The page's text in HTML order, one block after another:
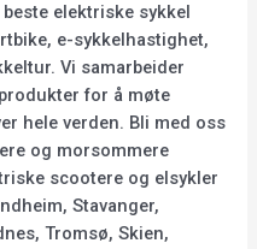
elektriske sykkel
e-sykkelhastighet,
Vi samarbeider
for å møte
hele verden. Bli med oss
og morsommere
scootere og elsykler
Stavanger,
Tromsø, Skien,